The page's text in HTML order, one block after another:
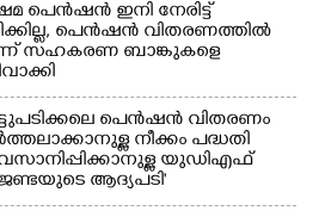
പെൻഷൻ ഇനി നേരിട്ട്
പെൻഷൻ വിതരണത്തിൽ
സഹകരണ ബാങ്കുകളെ
പെൻഷൻ വിതരണം
നീക്കം പദ്ധതി
യുഡിഎഫ്
ആദ്യപടി'